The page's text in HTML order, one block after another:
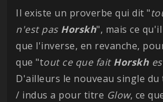
Il existe un proverbe qui dit "
n'est pas Horskh", mais ce
que l'inverse, en revanche,
que "tout ce que faitHorskh
D'ailleurs le nouveau single
/ indus a pour titre Glow, ce